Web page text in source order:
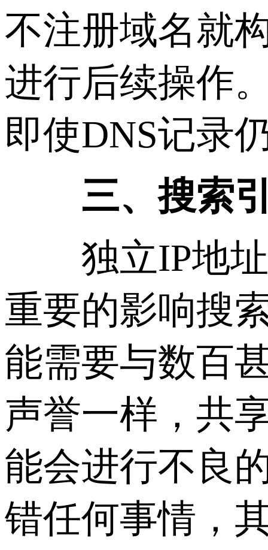
不注册域名就
进行后续操作
即使DNS记录
三、搜索
独立IP地址
重要的影响搜
能需要与数百
声誉一样，共
能会进行不良
错任何事情，